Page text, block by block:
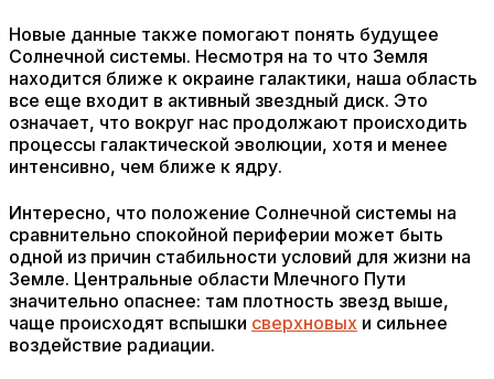
Новые данные также помогают понять будущее
Солнечной системы. Несмотря на то что Земля
находится ближе к окраине галактики, наша область
все еще входит в активный звездный диск. Это
означает, что вокруг нас продолжают происходить
процессы галактической эволюции, хотя и менее
интенсивно, чем ближе к ядру.
Интересно, что положение Солнечной системы на
сравнительно спокойной периферии может быть
одной из причин стабильности условий для жизни на
Земле. Центральные области Млечного Пути
значительно опаснее: там плотность звезд выше,
чаще происходят вспышки сверхновых и сильнее
воздействие радиации.